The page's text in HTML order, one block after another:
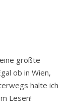
größte
ob in Wien,
halte ich
Lesen!